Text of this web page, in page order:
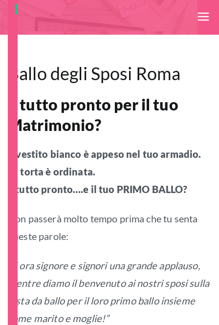
Lascia a noi la creazione del tuo Wedding Dance per il tuo
Matrimonio!
Ballo degli Sposi Roma
È tutto pronto per il tuo
Matrimonio?
Il vestito bianco è appeso nel tuo armadio.
La torta è ordinata.
È tutto pronto….e il tuo PRIMO BALLO?
Non passerà molto tempo prima che tu senta
queste parole:
“E ora signore e signori una grande applauso,
mentre diamo il benvenuto ai nostri sposi sulla
pista da ballo per il loro primo ballo insieme
come marito e moglie!”